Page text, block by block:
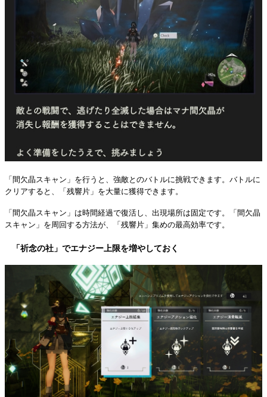
「間欠晶スキャン」を行うと、強敵とのバトルに挑戦できます。バトルに
クリアすると、「残響片」を大量に獲得できます。
「間欠晶スキャン」は時間経過で復活し、出現場所は固定です。「間欠晶
スキャン」を周回する方法が、「残響片」集めの最高効率です。
「祈念の社」でエナジー上限を増やしておく